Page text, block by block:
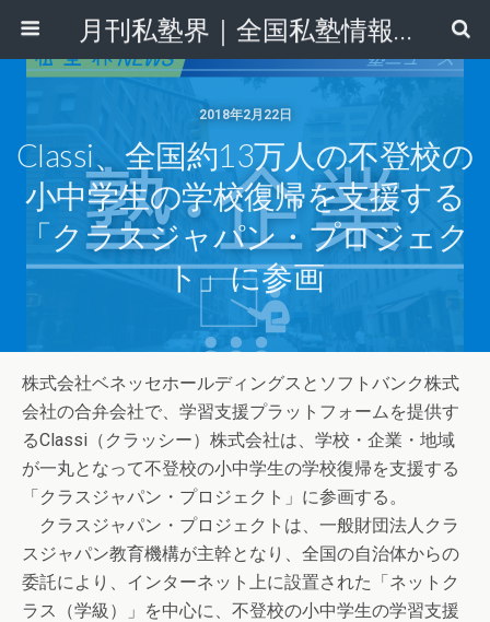
月刊私塾界｜全国私塾情報センター
2018年2月22日
Classi、全国約13万人の不登校の
小中学生の学校復帰を支援する
「クラスジャパン・プロジェク
ト」に参画
株式会社ベネッセホールディングスとソフトバンク株式
会社の合弁会社で、学習⽀援プラットフォームを提供す
るClassi（クラッシー）株式会社は、学校・企業・地域
が一丸となって不登校の小中学生の学校復帰を支援する
「クラスジャパン・プロジェクト」に参画する。
クラスジャパン・プロジェクトは、一般財団法人クラ
スジャパン教育機構が主幹となり、全国の自治体からの
委託により、インターネット上に設置された「ネットク
ラス（学級）」を中心に、不登校の小中学生の学習支援